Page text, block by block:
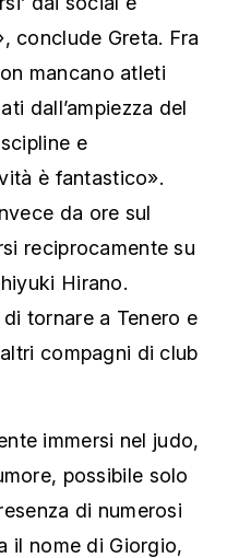
conclude Greta. Fra
mancano atleti
dall’ampiezza del
e
è fantastico».
da ore sul
reciprocamente su
Hirano.
tornare a Tenero e
compagni di club
immersi nel judo,
possibile solo
di numerosi
il nome di Giorgio,